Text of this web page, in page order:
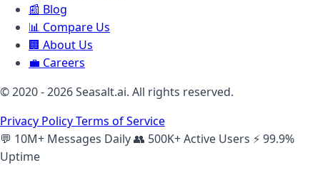
📰 Blog
📊 Compare Us
🏢 About Us
💼 Careers
© 2020 - 2026 Seasalt.ai. All rights reserved.
Privacy PolicyTerms of Service
💬 10M+ Messages Daily👥 500K+ Active Users ⚡99.9%
Uptime